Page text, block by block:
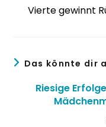
Vierte gewinnt
Das könnte dir
Riesige